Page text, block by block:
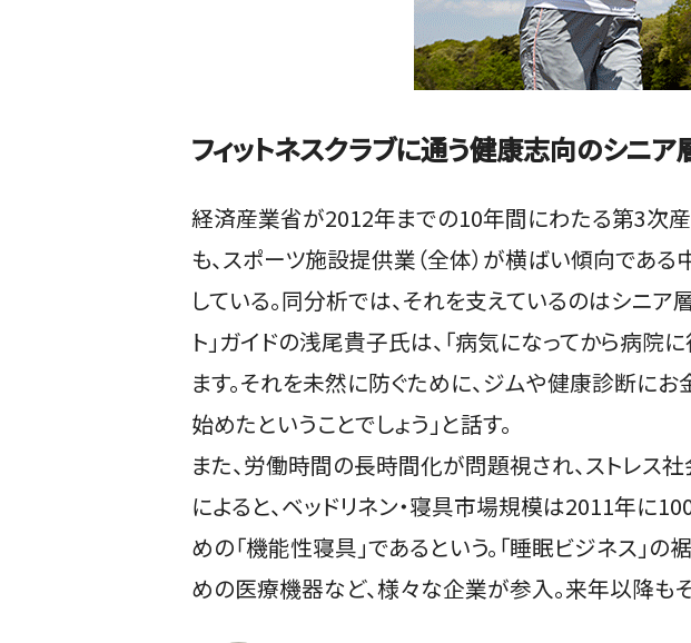
フィットネスクラブに通う健康志向のシニ
経済産業省が2012年までの10年間にわたる第3次産
も、スポーツ施設提供業（全体）が横ばい傾向である
している。同分析では、それを支えているのはシニ
ト」ガイドの浅尾貴子氏は、「病気になってから病
ます。それを未然に防ぐために、ジムや健康診断に
始めたということでしょう」と話す。
また、労働時間の長時間化が問題視され、ストレス社
によると、ベッドリネン・寝具市場規模は2011年に
めの「機能性寝具」であるという。「睡眠ビジネス」
めの医療機器など、様々な企業が参入。来年以降も